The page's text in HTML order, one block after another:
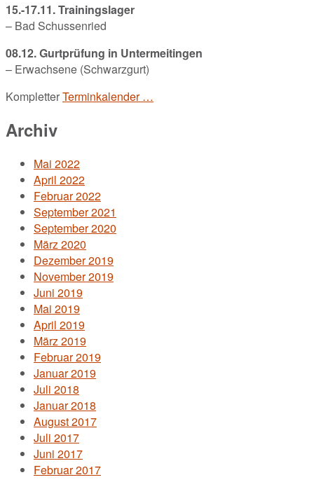
15.-17.11. Trainingslager
– Bad Schussenried
08.12. Gurtprüfung in Untermeitingen
– Erwachsene (Schwarzgurt)
KompletterTerminkalender …
Archiv
Mai 2022
April 2022
Februar 2022
September 2021
September 2020
März 2020
Dezember 2019
November 2019
Juni 2019
Mai 2019
April 2019
März 2019
Februar 2019
Januar 2019
Juli 2018
Januar 2018
August 2017
Juli 2017
Juni 2017
Februar 2017